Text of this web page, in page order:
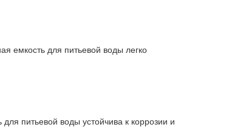
емкость для питьевой воды легко
питьевой воды устойчива к коррозии и